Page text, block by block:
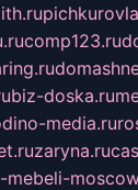
comp123.ru
biz-doska.ru
media.ru
zaryna.ru
mebeli-